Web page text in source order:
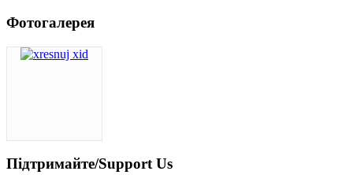
Фотогалерея
Підтримайте/Support Us